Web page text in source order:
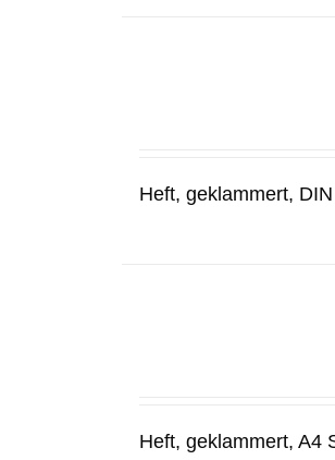
Heft, geklammert,
Heft, geklammert, A4